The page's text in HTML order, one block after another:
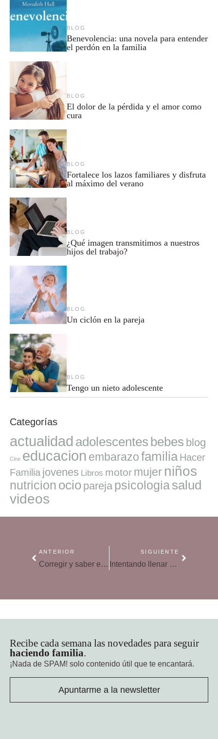
BLOG
Benevolencia: una novela para entender
el perdón en la familia
BLOG
El dolor de la pérdida y el amor como
cura
BLOG
Fortalece los lazos familiares y disfruta
al máximo del verano
BLOG
¿Qué imagen transmitimos a nuestros
hijos del trabajo?
BLOG
Un ciclón en la pareja
BLOG
Tengo un nieto adolescente
Categorías
actualidad adolescentes bebes blog
Cine educacion embarazofamilia Hacer
Familia jovenes Libros motor mujer niños
nutricion ocio pareja psicologiasalud
videos
ANTERIOR
Corregir y saber esperar
SIGUIENTE
Intentando llenar el vacío de la carencia de afecto
Recibe cada semana las novedades para seguir
haciendo familia.
¡Nada de SPAM! solo contenido útil que te encantará.
Apuntarme a la newsletter